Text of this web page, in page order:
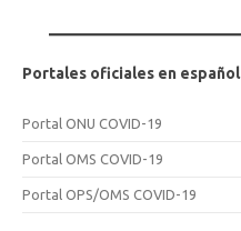
Portales oficiales en español
Portal ONU COVID-19
Portal OMS COVID-19
Portal OPS/OMS COVID-19